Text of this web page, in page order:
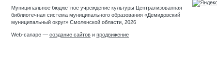
Муниципальное бюджетное учреждение культуры Централизованная
библиотечная система муниципального образования «Демидовский
муниципальный округ» Смоленской области, 2026
Web-canape — создание сайтов и продвижение